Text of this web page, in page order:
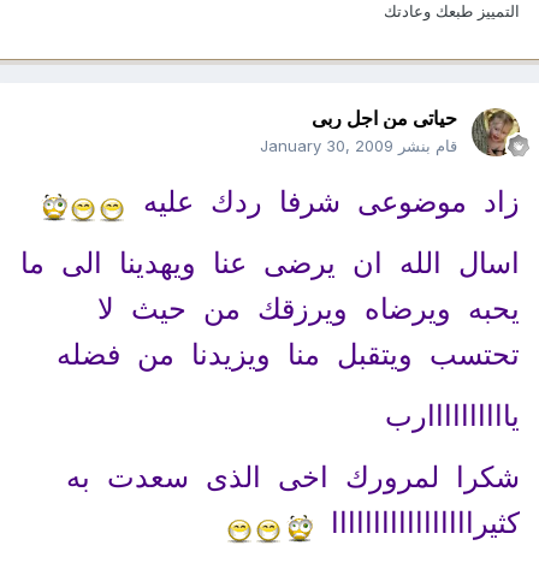
التمييز طبعك وعادتك
حياتى من اجل ربى
قام بنشر January 30, 2009
زاد موضوعى شرفا ردك عليه
اسال الله ان يرضى عنا ويهدينا الى ما
يحبه ويرضاه ويرزقك من حيث لا
تحتسب ويتقبل منا ويزيدنا من فضله
ياااااااااارب
شكرا لمرورك اخى الذى سعدت به
كثيرااااااااااااااااا